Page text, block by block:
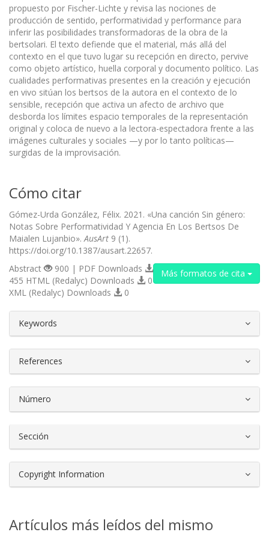
propuesto por Fischer-Lichte y revisa las nociones de
producción de sentido, performatividad y performance para
inferir las posibilidades transformadoras de la obra de la
bertsolari. El texto defiende que el material, más allá del
contexto en el que tuvo lugar su recepción en directo, pervive
como objeto artístico, huella corporal y documento político. Las
cualidades performativas presentes en la creación y ejecución
en vivo sitúan los bertsos de la autora en el contexto de lo
sensible, recepción que activa un afecto de archivo que
desborda los límites espacio temporales de la representación
original y coloca de nuevo a la lectora-espectadora frente a las
imágenes culturales y sociales —y por lo tanto políticas—
surgidas de la improvisación.
Cómo citar
Gómez-Urda González, Félix. 2021. «Una canción Sin género:
Notas Sobre Performatividad Y Agencia En Los Bertsos De
Maialen Lujanbio». AusArt 9 (1).
https://doi.org/10.1387/ausart.22657.
Más formatos de cita
Abstract
900 | PDF Downloads
455 HTML (Redalyc) Downloads
0
XML (Redalyc) Downloads
0
Keywords
References
Número
Sección
Copyright Information
Artículos más leídos del mismo